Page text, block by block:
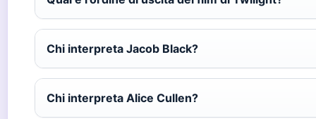
Chi interpreta Jacob Black?
Chi interpreta Alice Cullen?